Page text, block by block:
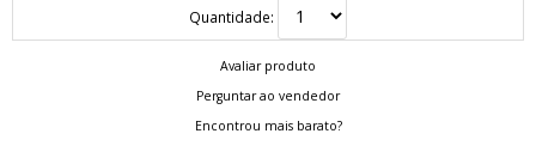
Quantidade:
Avaliar produto
Perguntar ao vendedor
Encontrou mais barato?